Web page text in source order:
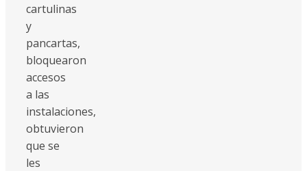
cartulinas
y
pancartas,
bloquearon
accesos
a las
instalaciones,
obtuvieron
que se
les